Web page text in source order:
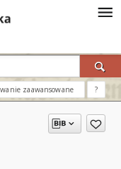
zaawansowane ?